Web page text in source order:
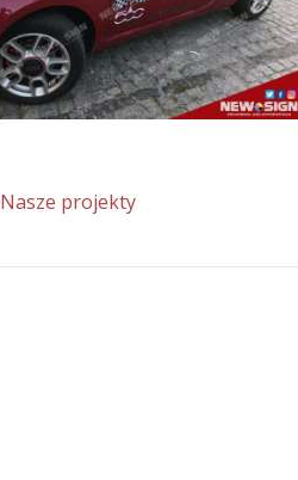
Nasze projekty